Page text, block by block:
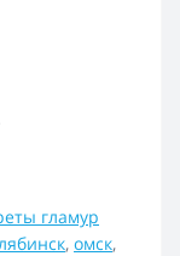
гламур
, омск,